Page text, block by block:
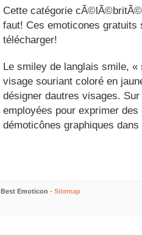
Cette catégorie
faut! Ces emoticones
télécharger!
Le smiley de langlais smile,
visage souriant coloré en
désigner dautres visages.
employées pour exprimer
démoticônes graphiques
Best Emoticon - Sitemap